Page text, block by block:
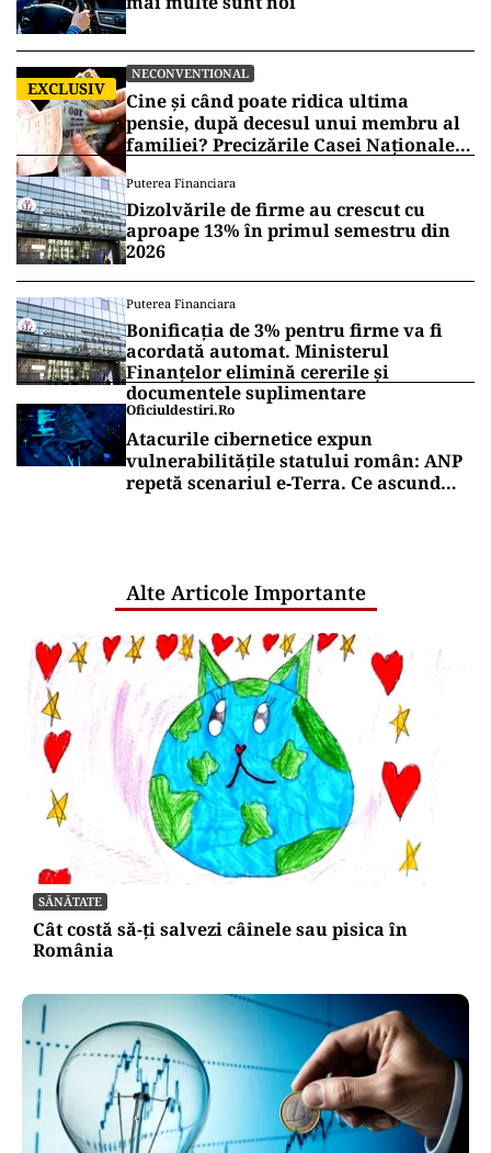
EXCLUSIV
NECONVENTIONAL
Cine și când poate ridica ultima
pensie, după decesul unui membru al
familiei? Precizările Casei Naționale
Puterea Financiara
Dizolvările de firme au crescut cu
aproape 13% în primul semestru din
2026
Puterea Financiara
Bonificația de 3% pentru firme va fi
acordată automat. Ministerul
Finanțelor elimină cererile și
documentele suplimentare
Oficiuldestiri.ro
Atacurile cibernetice expun
vulnerabilitățile statului român: ANP
repetă scenariul e‑Terra. Ce ascund
Alte Articole Importante
SĂNĂTATE
Cât costă să-ți salvezi câinele sau pisica în
România